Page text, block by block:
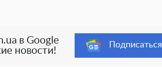
в Google
новости!
Подписаться